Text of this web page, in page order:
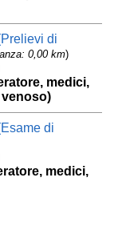
di
0,00 km)
medici,
di
medici,